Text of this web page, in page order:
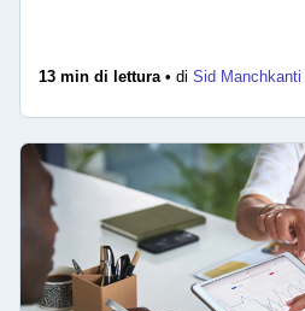
13 min di lettura • di Sid Manchkanti